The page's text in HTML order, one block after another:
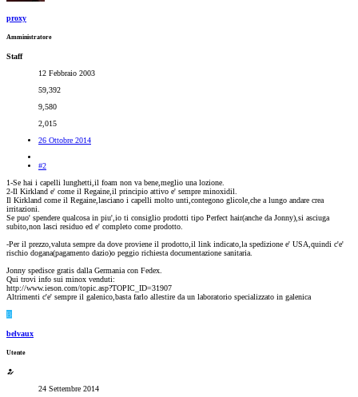
proxy
Amministratore
Staff
12 Febbraio 2003
59,392
9,580
2,015
26 Ottobre 2014
#2
1-Se hai i capelli lunghetti,il foam non va bene,meglio una lozione.
2-Il Kirkland e' come il Regaine,il principio attivo e' sempre minoxidil.
Il Kirkland come il Regaine,lasciano i capelli molto unti,contegono glicole,che a lungo andare crea
irritazioni.
Se puo' spendere qualcosa in piu',io ti consiglio prodotti tipo Perfect hair(anche da Jonny),si asciuga
subito,non lasci residuo ed e' completo come prodotto.
-Per il prezzo,valuta sempre da dove proviene il prodotto,il link indicato,la spedizione e' USA,quindi c'e'
rischio dogana(pagamento dazio)o peggio richiesta documentazione sanitaria.
Jonny spedisce gratis dalla Germania con Fedex.
Qui trovi info sui minox venduti:
http://www.ieson.com/topic.asp?TOPIC_ID=31907
Altrimenti c'e' sempre il galenico,basta farlo allestire da un laboratorio specializzato in galenica
B
belvaux
Utente
24 Settembre 2014